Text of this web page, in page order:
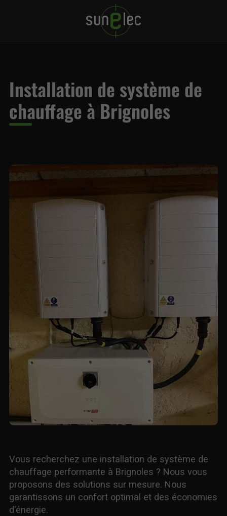
Installation de système de
chauffage à Brignoles
Vous recherchez une installation de système de
chauffage performante à Brignoles ? Nous vous
proposons des solutions sur mesure. Nous
garantissons un confort optimal et des économies
d'énergie.